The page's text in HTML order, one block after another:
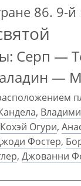
86. 9-
Серп —
—
,
Кохэй Огури,
Фостер,
, Джованни